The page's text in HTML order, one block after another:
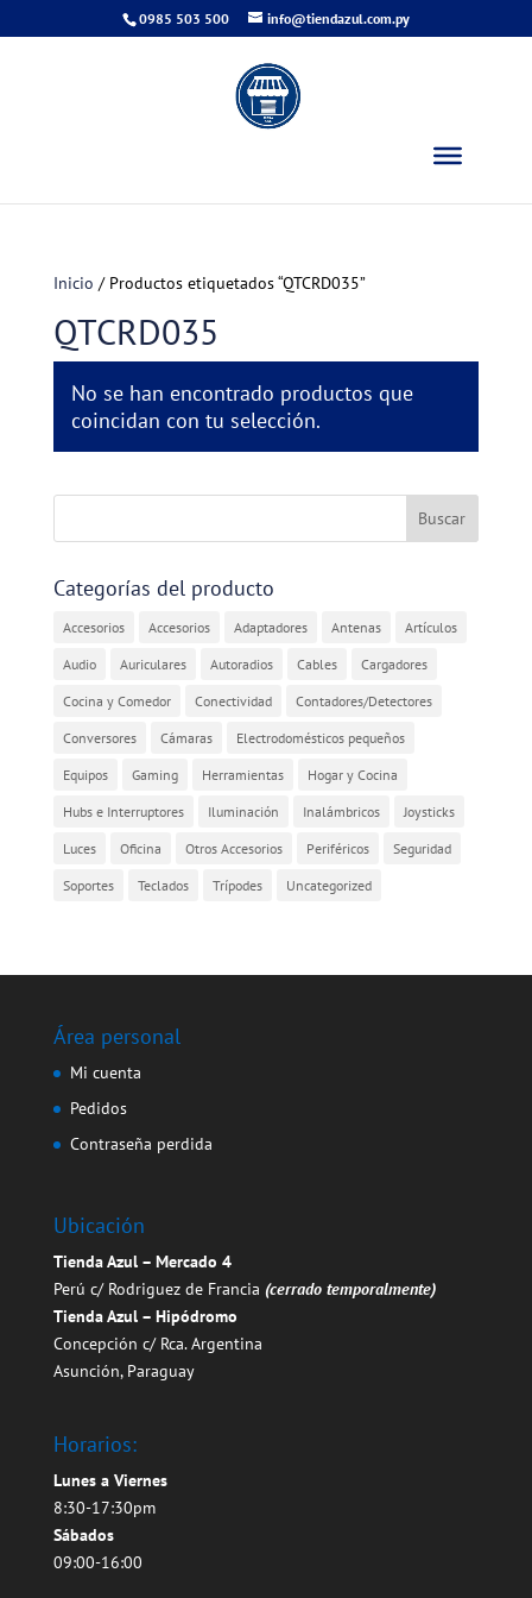
0985 503 500 info@tiendazul.com.py
Inicio / Productos etiquetados “QTCRD035”
QTCRD035
No se han encontrado productos que
coincidan con tu selección.
Categorías del producto
Accesorios Accesorios Adaptadores Antenas Artículos
Audio Auriculares Autoradios Cables Cargadores
Cocina y Comedor Conectividad Contadores/Detectores
Conversores Cámaras Electrodomésticos pequeños
Equipos Gaming Herramientas Hogar y Cocina
Hubs e Interruptores Iluminación Inalámbricos Joysticks
Luces Oficina Otros Accesorios Periféricos Seguridad
Soportes Teclados Trípodes Uncategorized
Área personal
Mi cuenta
Pedidos
Contraseña perdida
Ubicación
Tienda Azul – Mercado 4
Perú c/ Rodriguez de Francia (cerrado temporalmente)
Tienda Azul – Hipódromo
Concepción c/ Rca. Argentina
Asunción, Paraguay
Horarios:
Lunes a Viernes
8:30-17:30pm
Sábados
09:00-16:00